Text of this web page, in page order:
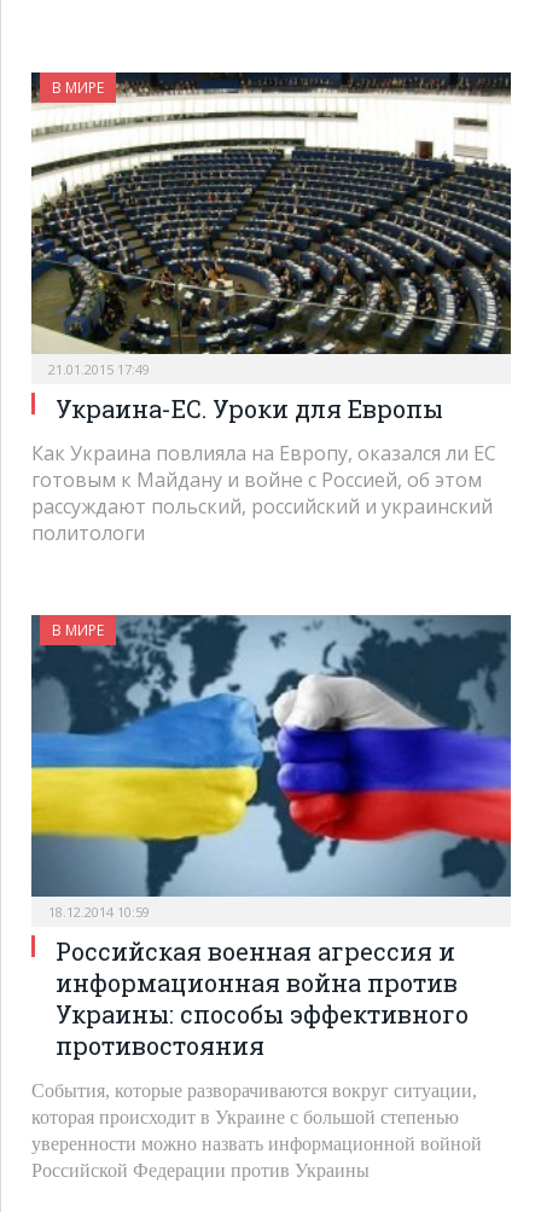
В МИРЕ
21.01.2015 17:49
Украина-ЕС. Уроки для Европы
Как Украина повлияла на Европу, оказался ли ЕС
готовым к Майдану и войне с Россией, об этом
рассуждают польский, российский и украинский
политологи
В МИРЕ
18.12.2014 10:59
Российская военная агрессия и
информационная война против
Украины: способы эффективного
противостояния
События, которые разворачиваются вокруг ситуации,
которая происходит в Украине с большой степенью
уверенности можно назвать информационной войной
Российской Федерации против Украины